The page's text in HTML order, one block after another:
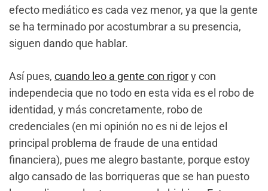
efecto mediático es cada vez menor, ya que la gente
se ha terminado por acostumbrar a su presencia,
siguen dando que hablar.
Así pues, cuando leo a gente con rigory con
independecia que no todo en esta vida es el robo de
identidad, y más concretamente, robo de
credenciales (en mi opinión no es ni de lejos el
principal problema de fraude de una entidad
financiera), pues me alegro bastante, porque estoy
algo cansado de las borriqueras que se han puesto